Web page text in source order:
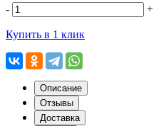
- +
Купить в 1 клик
Описание
Отзывы
Доставка